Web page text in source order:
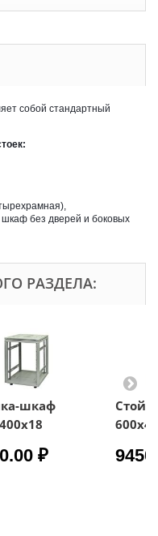
собой стандартный
без дверей и боковых
РАЗДЕЛА:
шкаф
₽